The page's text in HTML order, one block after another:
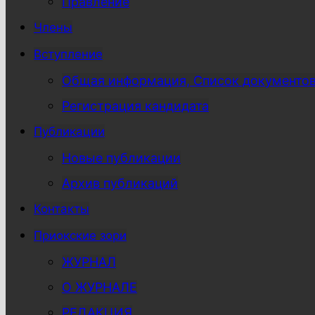
Члены
Вступление
Общая информация, Список
Регистрация кандидата
Публикации
Новые публикации
Архив публикаций
Контакты
Приокские зори
ЖУРНАЛ
О ЖУРНАЛЕ